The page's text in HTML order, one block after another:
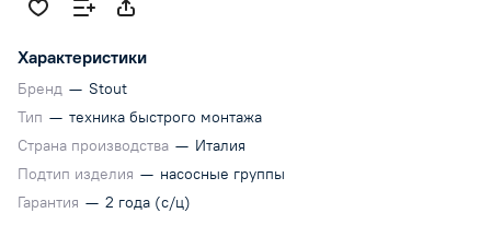
Характеристики
Бренд — Stout
Тип — техника быстрого монтажа
Страна производства — Италия
Подтип изделия — насосные группы
Гарантия — 2 года (с/ц)